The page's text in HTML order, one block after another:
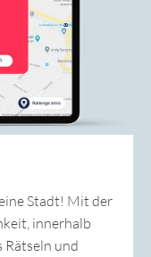
Stadt! Mit der
innerhalb
Rätseln und